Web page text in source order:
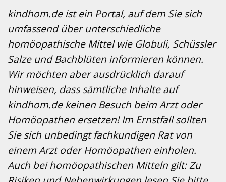
kindhom.de ist ein Portal, auf dem Sie sich
umfassend über unterschiedliche
homöopathische Mittel wie Globuli, Schüssler
Salze und Bachblüten informieren können.
Wir möchten aber ausdrücklich darauf
hinweisen, dass sämtliche Inhalte auf
kindhom.de keinen Besuch beim Arzt oder
Homöopathen ersetzen! Im Ernstfall sollten
Sie sich unbedingt fachkundigen Rat von
einem Arzt oder Homöopathen einholen.
Auch bei homöopathischen Mitteln gilt: Zu